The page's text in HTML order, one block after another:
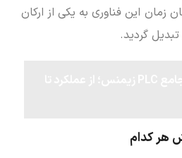
زمان این فناوری به یکی از ارکان
گردید.